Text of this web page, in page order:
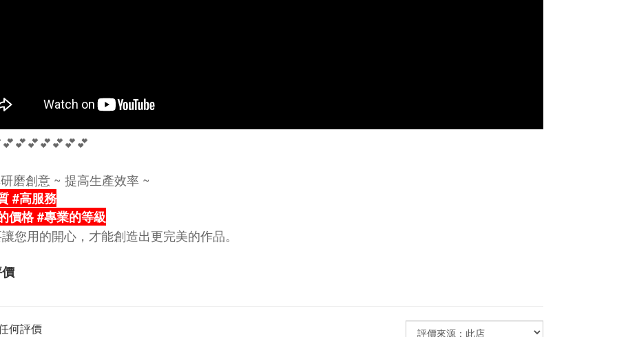
磨創意 ~ 提高生產效率 ~
#高服務
價格 #專業的等級
您用的開心，才能創造出更完美的作品。
何評價